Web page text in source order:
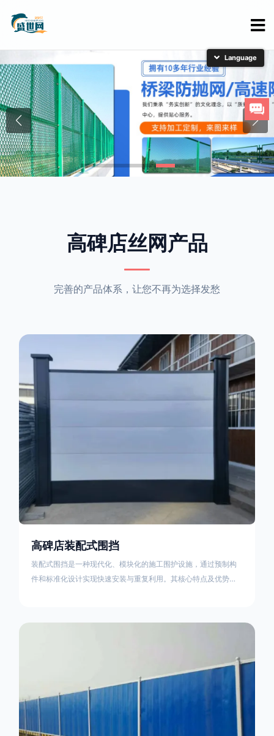
高碑店丝网产品
完善的产品体系，让您不再为选择发愁
高碑店装配式围挡
装配式围挡是一种现代化、模块化的施工围护设施，通过预制构
件和标准化设计实现快速安装与重复利用。其核心特点及优势如
撑、横撑加强筋等部件增强整体稳定性立柱规格：通常为
简体中文
English
日本語